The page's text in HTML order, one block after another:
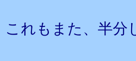
これもまた、半分